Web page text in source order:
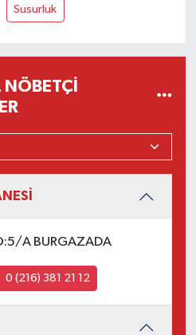
Susurluk
NÖBETÇI
A BURGAZADA
0 (216) 381 21 12